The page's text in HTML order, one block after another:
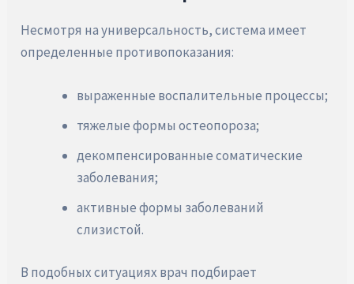
Несмотря на универсальность, система имеет
определенные противопоказания:
выраженные воспалительные процессы;
тяжелые формы остеопороза;
декомпенсированные соматические
заболевания;
активные формы заболеваний
слизистой.
В подобных ситуациях врач подбирает